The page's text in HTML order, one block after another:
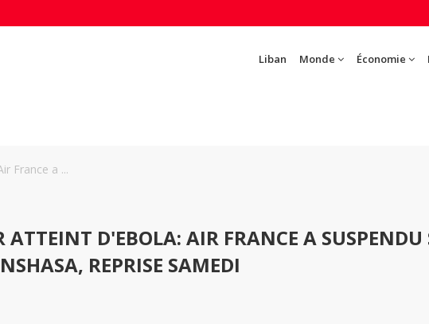
Liban Monde Économie
France a ...
ATTEINT D'EBOLA: AIR FRANCE A SUSPENDU
REPRISE SAMEDI